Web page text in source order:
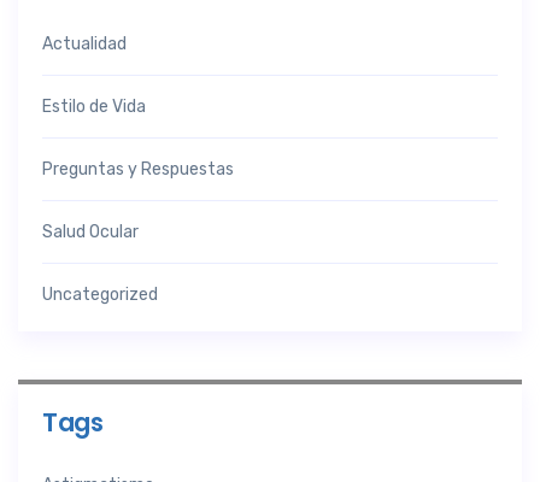
Actualidad
Estilo de Vida
Preguntas y Respuestas
Salud Ocular
Uncategorized
Tags